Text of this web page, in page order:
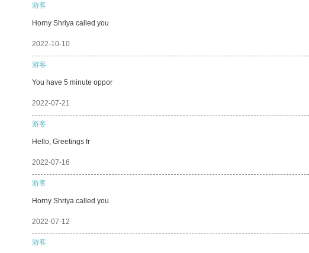
游客
Horny Shriya called you
2022-10-10
游客
You have 5 minute oppor
2022-07-21
游客
Hello, Greetings fr
2022-07-16
游客
Horny Shriya called you
2022-07-12
游客